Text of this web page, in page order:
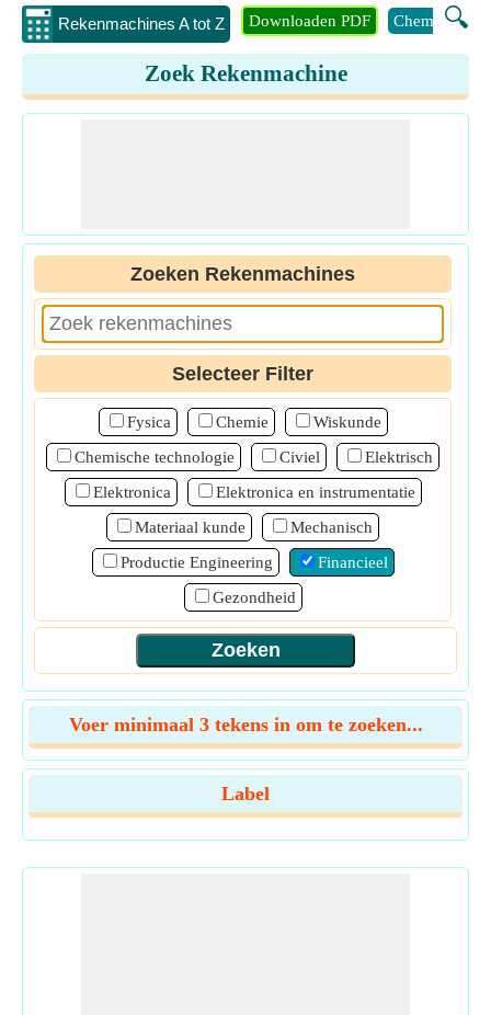
Rekenmachines A tot Z 🔍
Downloaden PDF Chemie
Zoek Rekenmachine
Zoeken Rekenmachines
Selecteer Filter
Fysica Chemie
Wiskunde
Chemische technologie
Civiel
Elektrisch
Elektronica
Elektronica en instrumentatie
Materiaal kunde
Mechanisch
Productie Engineering
Financieel
Gezondheid
Voer minimaal 3 tekens in om te zoeken...
Label